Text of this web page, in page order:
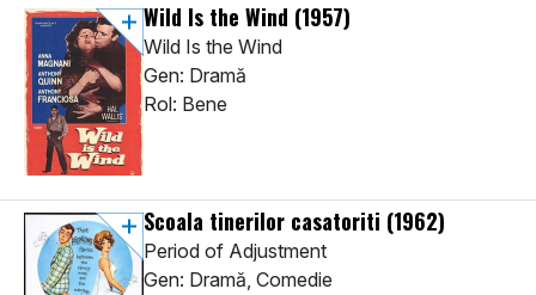
Wild Is the Wind (1957)
Wild Is the Wind
Gen: Dramă
Rol: Bene
Scoala tinerilor casatoriti (1962)
Period of Adjustment
Gen: Dramă, Comedie